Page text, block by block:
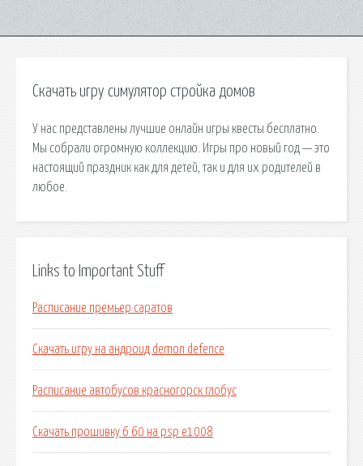
Скачать игру симулятор стройка домов
У нас представлены лучшие онлайн игры квесты бесплатно.
Мы собрали огромную коллекцию. Игры про новый год — это
настоящий праздник как для детей, так и для их родителей в
любое.
Links to Important Stuff
Расписание премьер саратов
Скачать игру на андроид demon defence
Расписание автобусов красногорск глобус
Скачать прошивку 6 60 на psp e1008